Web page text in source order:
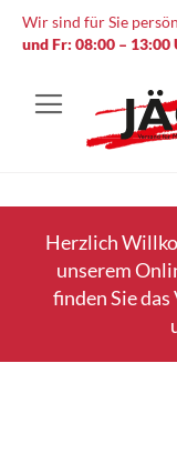
Wir sind für Sie
und Fr: 08:00 – 13:00
Herzlich
unserem
finden Sie